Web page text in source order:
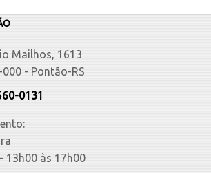
Mailhos, 1613
- Pontão-RS
0131
13h00 às 17h00